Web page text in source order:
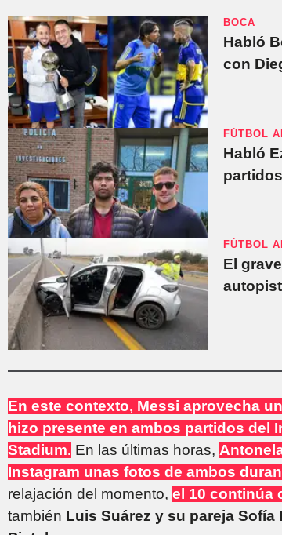
BOCA
Habló
con
FÚTBOL
Habló
FÚTBOL
El
En este contexto, Messi aprovecha
hizo presente en ambos partidos del
Stadium. En las últimas horas,
Instagram unas fotos de ambos
relajación del momento, el 10 continúa
también Luis Suárez y su pareja Sofía